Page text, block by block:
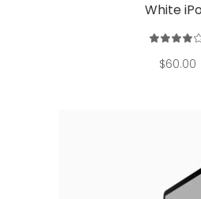
White
out
of 5
$60.00